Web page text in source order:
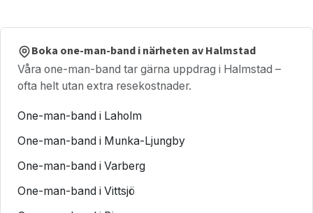
Boka one-man-band i närheten av Halmstad
Våra one-man-band tar gärna uppdrag i Halmstad –
ofta helt utan extra resekostnader.
One-man-band i Laholm
One-man-band i Munka-Ljungby
One-man-band i Varberg
One-man-band i Vittsjö